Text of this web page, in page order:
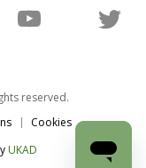
reserved.
Cookies
UKAD